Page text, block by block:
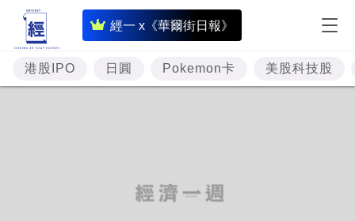
經一 x《華爾街日報》
即
時
財
經
港股IPO 日圓 Pokemon卡 美股科技股